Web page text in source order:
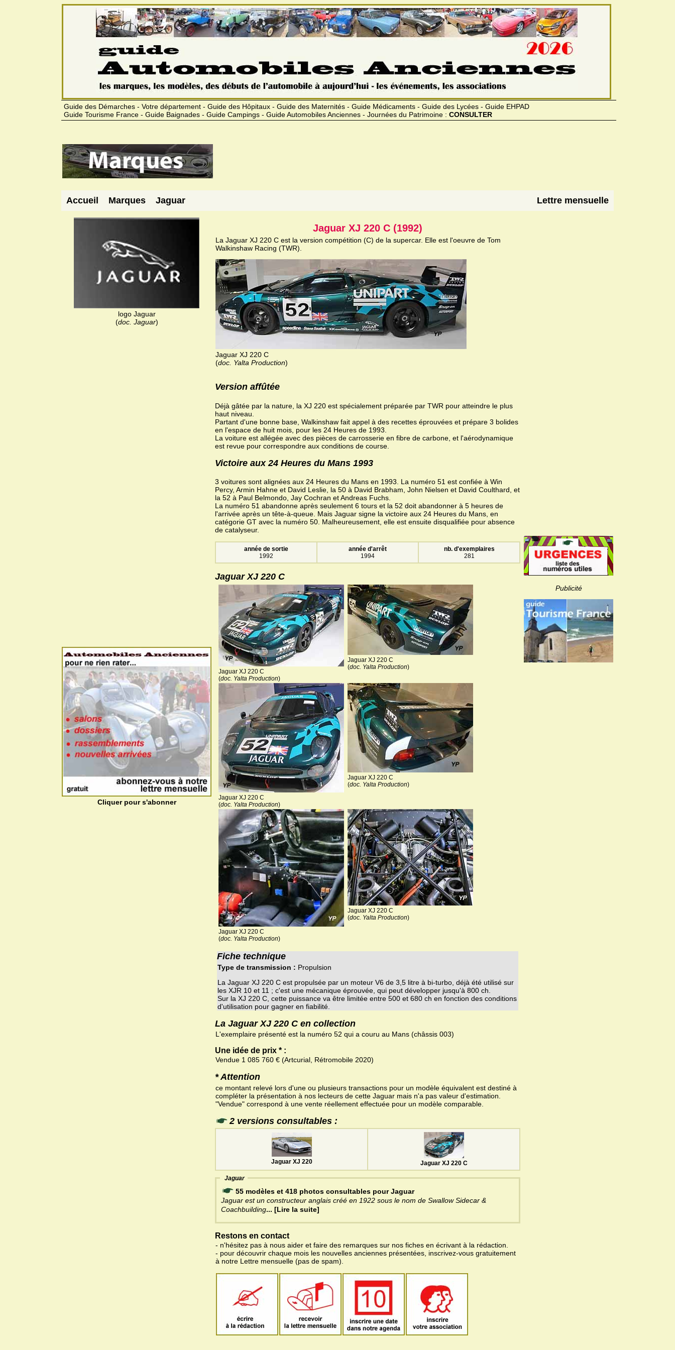
Guide des Démarches - Votre département - Guide des Hôpitaux - Guide des Maternités - Guide Médicaments - Guide des Lycées - Guide EHPAD
Guide Tourisme France - Guide Baignades - Guide Campings - Guide Automobiles Anciennes - Journées du Patrimoine : CONSULTER
Accueil Marques Jaguar Lettre mensuelle
logo Jaguar
(doc. Jaguar)
Cliquer pour s'abonner
Publicité
Jaguar XJ 220 C (1992)
La Jaguar XJ 220 C est la version compétition (C) de la supercar. Elle est l'oeuvre de Tom
Walkinshaw Racing (TWR).
Jaguar XJ 220 C
(doc. Yalta Production)
Version affûtée
Déjà gâtée par la nature, la XJ 220 est spécialement préparée par TWR pour atteindre le plus
haut niveau.
Partant d'une bonne base, Walkinshaw fait appel à des recettes éprouvées et prépare 3 bolides
en l'espace de huit mois, pour les 24 Heures de 1993.
La voiture est allégée avec des pièces de carrosserie en fibre de carbone, et l'aérodynamique
est revue pour correspondre aux conditions de course.
Victoire aux 24 Heures du Mans 1993
3 voitures sont alignées aux 24 Heures du Mans en 1993. La numéro 51 est confiée à Win
Percy, Armin Hahne et David Leslie, la 50 à David Brabham, John Nielsen et David Coulthard, et
la 52 à Paul Belmondo, Jay Cochran et Andreas Fuchs.
La numéro 51 abandonne après seulement 6 tours et la 52 doit abandonner à 5 heures de
l'arrivée après un tête-à-queue. Mais Jaguar signe la victoire aux 24 Heures du Mans, en
catégorie GT avec la numéro 50. Malheureusement, elle est ensuite disqualifiée pour absence
de catalyseur.
année de sortie
1992
année d'arrêt
1994
nb. d'exemplaires
281
Jaguar XJ 220 C
Jaguar XJ 220 C
(doc. Yalta Production)
Jaguar XJ 220 C
(doc. Yalta Production)
Jaguar XJ 220 C
(doc. Yalta Production)
Jaguar XJ 220 C
(doc. Yalta Production)
Jaguar XJ 220 C
(doc. Yalta Production)
Jaguar XJ 220 C
(doc. Yalta Production)
Fiche technique
Type de transmission : Propulsion
La Jaguar XJ 220 C est propulsée par un moteur V6 de 3,5 litre à bi-turbo, déjà été utilisé sur
les XJR 10 et 11 ; c'est une mécanique éprouvée, qui peut développer jusqu'à 800 ch.
Sur la XJ 220 C, cette puissance va être limitée entre 500 et 680 ch en fonction des conditions
d'utilisation pour gagner en fiabilité.
La Jaguar XJ 220 C en collection
L'exemplaire présenté est la numéro 52 qui a couru au Mans (châssis 003)
Une idée de prix * :
Vendue 1 085 760 € (Artcurial, Rétromobile 2020)
* Attention
ce montant relevé lors d'une ou plusieurs transactions pour un modèle équivalent est destiné à
compléter la présentation à nos lecteurs de cette Jaguar mais n'a pas valeur d'estimation.
"Vendue" correspond à une vente réellement effectuée pour un modèle comparable.
2 versions consultables :
Jaguar XJ 220 Jaguar XJ 220 C
Jaguar
55 modèles et 418 photos consultables pour Jaguar
Jaguar est un constructeur anglais créé en 1922 sous le nom de Swallow Sidecar &
Coachbuilding... [Lire la suite]
Restons en contact
- n'hésitez pas à nous aider et faire des remarques sur nos fiches en écrivant à la rédaction.
- pour découvrir chaque mois les nouvelles anciennes présentées, inscrivez-vous gratuitement
à notre Lettre mensuelle (pas de spam).